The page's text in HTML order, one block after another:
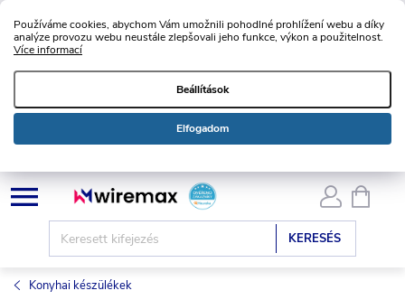
Používáme cookies, abychom Vám umožnili pohodlné prohlížení webu a díky
analýze provozu webu neustále zlepšovali jeho funkce, výkon a použitelnost.
Více informací
Beállítások
Elfogadom
Ugrás
KERESÉS
Konyhai készülékek